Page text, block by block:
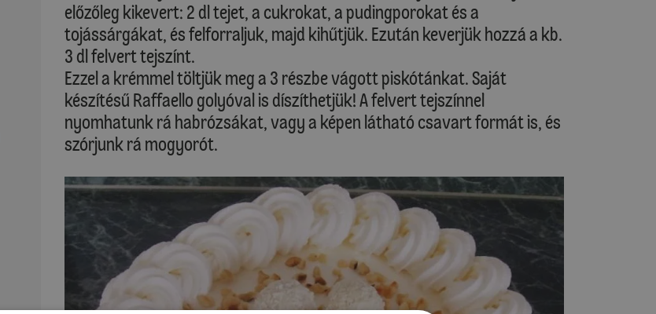
előzőleg kikevert: 2 dl tejet, a cukrokat, a pudingporokat és a
tojássárgákat, és felforraljuk, majd kihűtjük. Ezután keverjük hozzá a kb.
3 dl felvert tejszínt.
Ezzel a krémmel töltjük meg a 3 részbe vágott piskótánkat. Saját
készítésű Raffaello golyóval is díszíthetjük! A felvert tejszínnel
nyomhatunk rá habrózsákat, vagy a képen látható csavart formát is, és
szórjunk rá mogyorót.